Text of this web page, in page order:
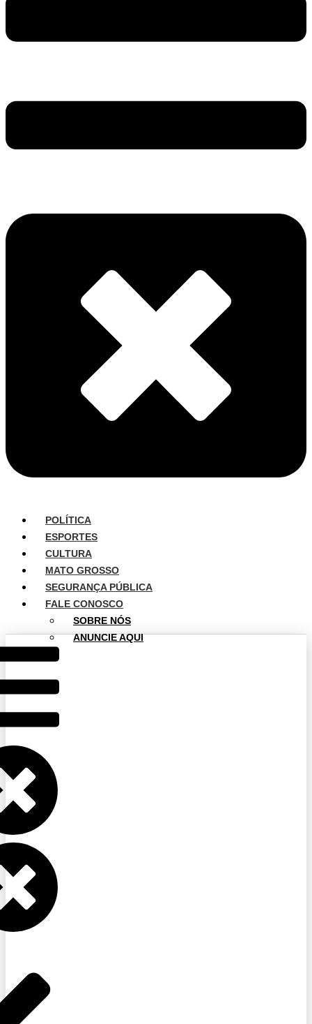
POLÍTICA
ESPORTES
CULTURA
MATO GROSSO
SEGURANÇA PÚBLICA
FALE CONOSCO
SOBRE NÓS
ANUNCIE AQUI